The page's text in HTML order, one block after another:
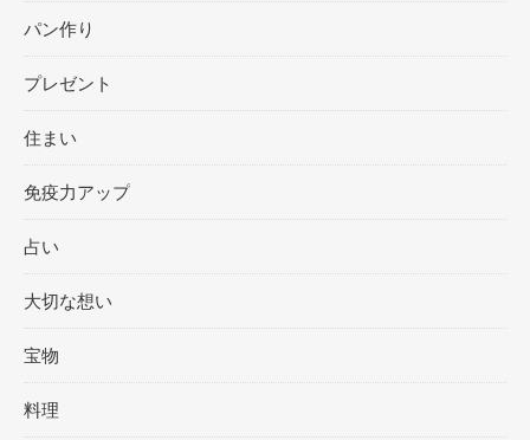
パン作り
プレゼント
住まい
免疫力アップ
占い
大切な想い
宝物
料理